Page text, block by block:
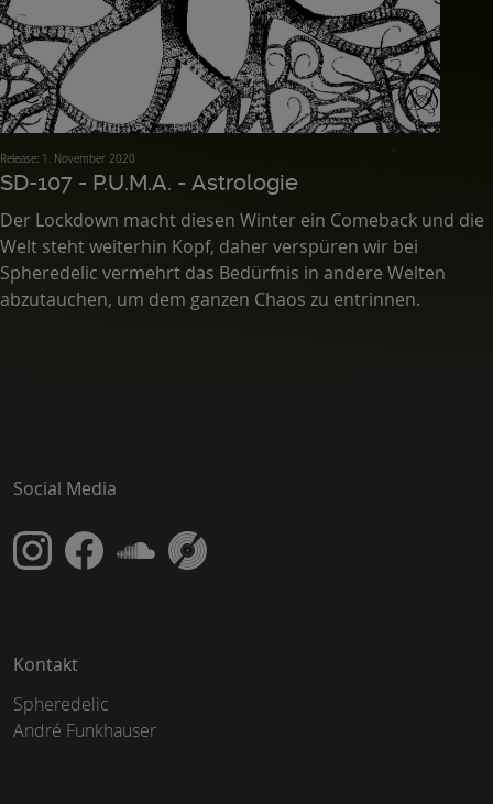
Release: 1. November 2020
SD-107 - P.U.M.A. - Astrologie
Der Lockdown macht diesen Winter ein Comeback und die
Welt steht weiterhin Kopf, daher verspüren wir bei
Spheredelic vermehrt das Bedürfnis in andere Welten
abzutauchen, um dem ganzen Chaos zu entrinnen.
Social Media
Kontakt
Spheredelic
André Funkhauser